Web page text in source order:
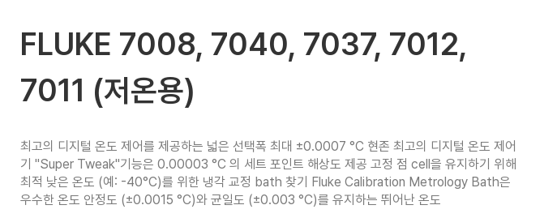
FLUKE 7008, 7040, 7037, 7012,
7011 (저온용)
최고의 디지털 온도 제어를 제공하는 넓은 선택폭 최대 ±0.0007 °C 현존 최고의 디지털 온도 제어
기 "Super Tweak"기능은 0.00003 °C 의 세트 포인트 해상도 제공 고정 점 cell을 유지하기 위해
최적 낮은 온도 (예: -40°C)를 위한 냉각 교정 bath 찾기 Fluke Calibration Metrology Bath은
우수한 온도 안정도 (±0.0015 °C)와 균일도 (±0.003 °C)를 유지하는 뛰어난 온도